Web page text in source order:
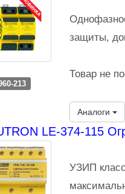
213
защиты,
Товар не
Аналоги
LE-374-115
УЗИП